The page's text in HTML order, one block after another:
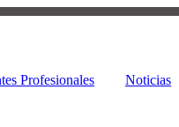
Profesionales Noticias